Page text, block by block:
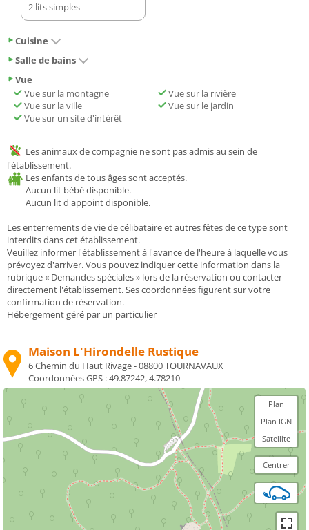
2 lits simples
Cuisine
Salle de bains
Vue
Vue sur la montagne
Vue sur la rivière
Vue sur la ville
Vue sur le jardin
Vue sur un site d'intérêt
Les animaux de compagnie ne sont pas admis au sein de
l'établissement.
Les enfants de tous âges sont acceptés.
Aucun lit bébé disponible.
Aucun lit d'appoint disponible.
Les enterrements de vie de célibataire et autres fêtes de ce type sont
interdits dans cet établissement.
Veuillez informer l'établissement à l'avance de l'heure à laquelle vous
prévoyez d'arriver. Vous pouvez indiquer cette information dans la
rubrique « Demandes spéciales » lors de la réservation ou contacter
directement l'établissement. Ses coordonnées figurent sur votre
confirmation de réservation.
Hébergement géré par un particulier
Maison L'Hirondelle Rustique
6 Chemin du Haut Rivage - 08800 TOURNAVAUX
Coordonnées GPS :49.87242, 4.78210
Plan
Plan IGN
Satellite
Centrer